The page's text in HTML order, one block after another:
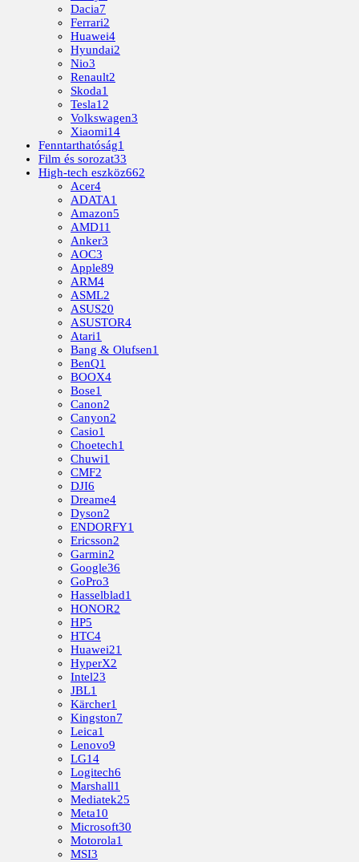
Dacia7
Ferrari2
Huawei4
Hyundai2
Nio3
Renault2
Skoda1
Tesla12
Volkswagen3
Xiaomi14
Fenntarthatóság1
Film és sorozat33
High-tech eszköz662
Acer4
ADATA1
Amazon5
AMD11
Anker3
AOC3
Apple89
ARM4
ASML2
ASUS20
ASUSTOR4
Atari1
Bang & Olufsen1
BenQ1
BOOX4
Bose1
Canon2
Canyon2
Casio1
Choetech1
Chuwi1
CMF2
DJI6
Dreame4
Dyson2
ENDORFY1
Ericsson2
Garmin2
Google36
GoPro3
Hasselblad1
HONOR2
HP5
HTC4
Huawei21
HyperX2
Intel23
JBL1
Kärcher1
Kingston7
Leica1
Lenovo9
LG14
Logitech6
Marshall1
Mediatek25
Meta10
Microsoft30
Motorola1
MSI3